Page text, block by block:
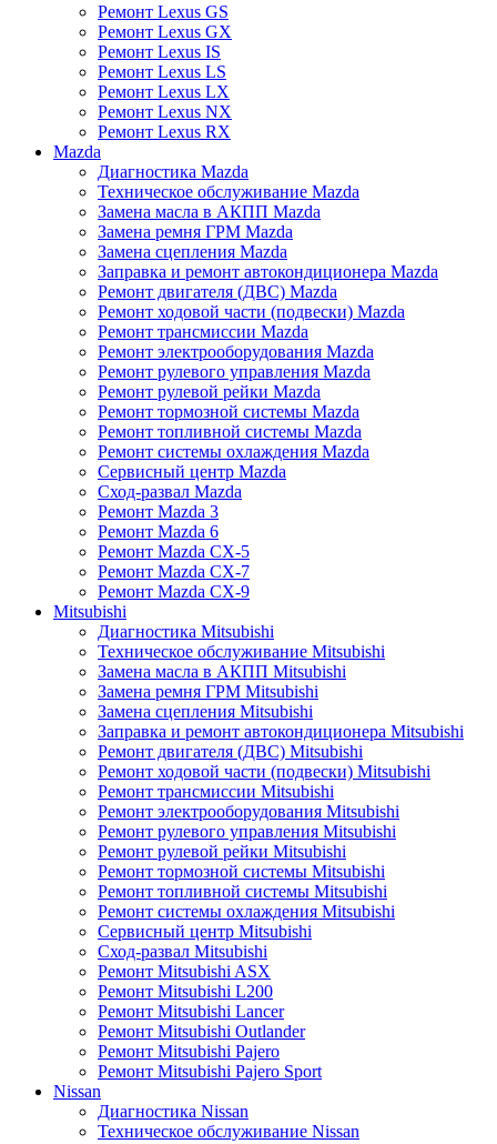
Ремонт Lexus GS
Ремонт Lexus GX
Ремонт Lexus IS
Ремонт Lexus LS
Ремонт Lexus LX
Ремонт Lexus NX
Ремонт Lexus RX
Mazda
Диагностика Mazda
Техническое обслуживание Mazda
Замена масла в АКПП Mazda
Замена ремня ГРМ Mazda
Замена сцепления Mazda
Заправка и ремонт автокондиционера Mazda
Ремонт двигателя (ДВС) Mazda
Ремонт ходовой части (подвески) Mazda
Ремонт трансмиссии Mazda
Ремонт электрооборудования Mazda
Ремонт рулевого управления Mazda
Ремонт рулевой рейки Mazda
Ремонт тормозной системы Mazda
Ремонт топливной системы Mazda
Ремонт системы охлаждения Mazda
Сервисный центр Mazda
Сход-развал Mazda
Ремонт Mazda 3
Ремонт Mazda 6
Ремонт Mazda CX-5
Ремонт Mazda CX-7
Ремонт Mazda CX-9
Mitsubishi
Диагностика Mitsubishi
Техническое обслуживание Mitsubishi
Замена масла в АКПП Mitsubishi
Замена ремня ГРМ Mitsubishi
Замена сцепления Mitsubishi
Заправка и ремонт автокондиционера Mitsubishi
Ремонт двигателя (ДВС) Mitsubishi
Ремонт ходовой части (подвески) Mitsubishi
Ремонт трансмиссии Mitsubishi
Ремонт электрооборудования Mitsubishi
Ремонт рулевого управления Mitsubishi
Ремонт рулевой рейки Mitsubishi
Ремонт тормозной системы Mitsubishi
Ремонт топливной системы Mitsubishi
Ремонт системы охлаждения Mitsubishi
Сервисный центр Mitsubishi
Сход-развал Mitsubishi
Ремонт Mitsubishi ASX
Ремонт Mitsubishi L200
Ремонт Mitsubishi Lancer
Ремонт Mitsubishi Outlander
Ремонт Mitsubishi Pajero
Ремонт Mitsubishi Pajero Sport
Nissan
Диагностика Nissan
Техническое обслуживание Nissan